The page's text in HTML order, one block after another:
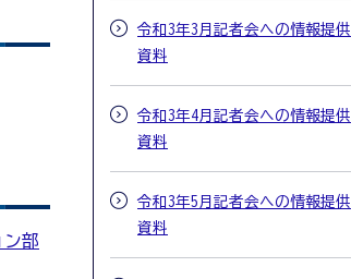
ン部
令和3年3月記者会への情報提供
資料
令和3年4月記者会への情報提供
資料
令和3年5月記者会への情報提供
資料